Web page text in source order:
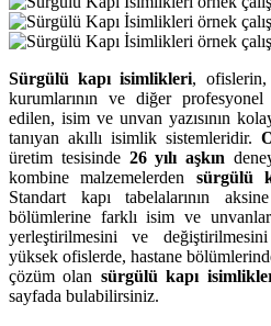
Sürgülü kapı isimlikleri, ofislerin,
kurumlarının ve diğer profesyonel
edilen, isim ve unvan yazısının
tanıyan akıllı isimlik sistemleridir.
üretim tesisinde 26 yılı aşkın
kombine malzemelerden sürgülü
Standart kapı tabelalarının
bölümlerine farklı isim ve
yerleştirilmesini ve
yüksek ofislerde, hastane
çözüm olan sürgülü kapı
sayfada bulabilirsiniz.